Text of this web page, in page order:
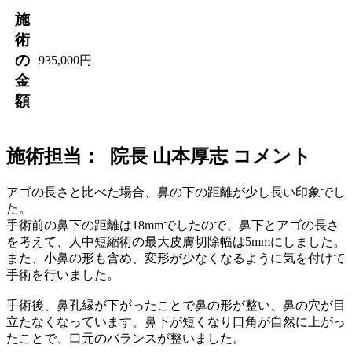
施
術
の
金
額
935,000円
施術担当： 院長 山本厚志 コメント
アゴの長さと比べた場合、鼻の下の距離が少し長い印象でし
た。
手術前の鼻下の距離は18mmでしたので、鼻下とアゴの長さ
を考えて、人中短縮術の最大皮膚切除幅は5mmにしました。
また、小鼻の形も含め、変形が少なくなるように気を付けて
手術を行いました。
手術後、鼻孔縁が下がったことで鼻の形が整い、鼻の穴が目
立たなくなっています。鼻下が短くなり口角が自然に上がっ
たことで、口元のバランスが整いました。